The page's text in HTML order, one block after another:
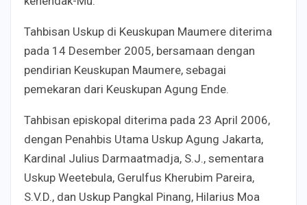
Tahbisan Uskup di Keuskupan Maumere diterima
pada 14 Desember 2005, bersamaan dengan
pendirian Keuskupan Maumere, sebagai
pemekaran dari Keuskupan Agung Ende.
Tahbisan episkopal diterima pada 23 April 2006,
dengan Penahbis Utama Uskup Agung Jakarta,
Kardinal Julius Darmaatmadja, S.J., sementara
Uskup Weetebula, Gerulfus Kherubim Pareira,
S.V.D., dan Uskup Pangkal Pinang, Hilarius Moa